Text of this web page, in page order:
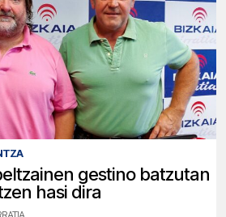
gestino batzutan
hasi dira